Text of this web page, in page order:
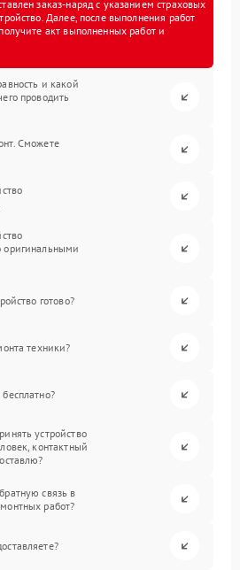
заказ-наряд с указанием страховых
Далее, после выполнения работ
акт выполненных работ и
и какой
проводить
Сможете
оригинальными
готово?
техники?
устройство
контактный
связь в
работ?